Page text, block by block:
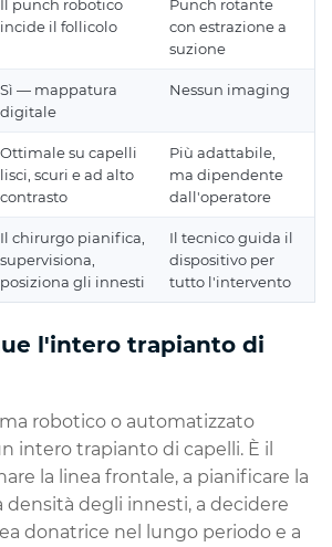
Il punch robotico
incide il follicolo
Punch rotante
con estrazione a
suzione
Sì — mappatura
digitale
Nessun imaging
Ottimale su capelli
lisci, scuri e ad alto
contrasto
Più adattabile,
ma dipendente
dall'operatore
Il chirurgo pianifica,
supervisiona,
posiziona gli innesti
Il tecnico guida il
dispositivo per
tutto l'intervento
l'intero trapianto di
robotico o automatizzato
intero trapianto di capelli. È il
la linea frontale, a pianificare la
densità degli innesti, a decidere
donatrice nel lungo periodo e a